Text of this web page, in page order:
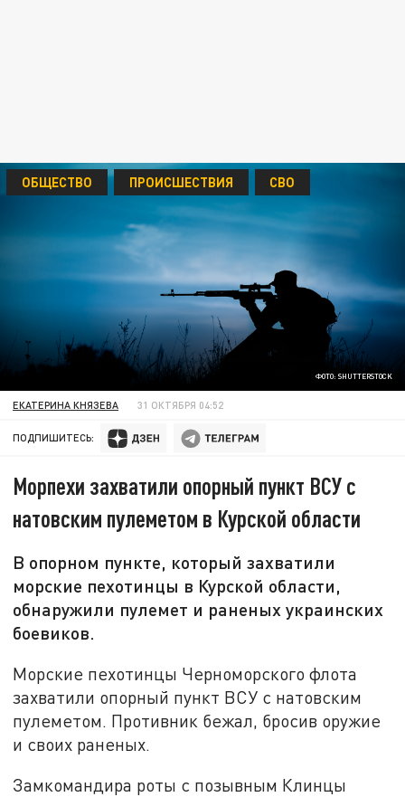
ФОТО: SHUTTERSTOCK
ОБЩЕСТВО ПРОИСШЕСТВИЯ СВО
ЕКАТЕРИНА КНЯЗЕВА 31 ОКТЯБРЯ 04:52
ПОДПИШИТЕСЬ:
Морпехи захватили опорный пункт ВСУ с
натовским пулеметом в Курской области
В опорном пункте, который захватили
морские пехотинцы в Курской области,
обнаружили пулемет и раненых украинских
боевиков.
Морские пехотинцы Черноморского флота
захватили опорный пункт ВСУ с натовским
пулеметом. Противник бежал, бросив оружие
и своих раненых.
Замкомандира роты с позывным Клинцы